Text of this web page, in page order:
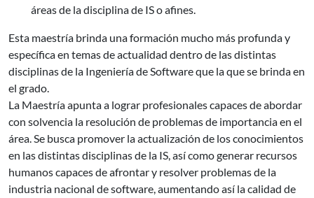
áreas de la disciplina de IS o afines.
Esta maestría brinda una formación mucho más profunda y
específica en temas de actualidad dentro de las distintas
disciplinas de la Ingeniería de Software que la que se brinda en
el grado.
La Maestría apunta a lograr profesionales capaces de abordar
con solvencia la resolución de problemas de importancia en el
área. Se busca promover la actualización de los conocimientos
en las distintas disciplinas de la IS, así como generar recursos
humanos capaces de afrontar y resolver problemas de la
industria nacional de software, aumentando así la calidad de